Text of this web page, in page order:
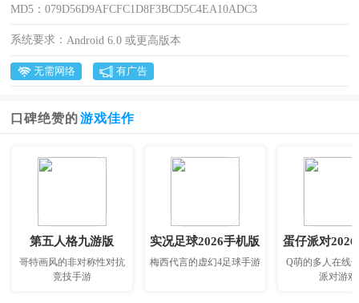
MD5：079D56D9AFCFC1D8F3BCD5C4EA10ADC3
系统要求： Android 6.0 或更高版本
无需网络 有广告
口碑绝赞的 游戏佳作
第五人格九游版
哥特画风的非对称性对抗
竞技手游
实况足球2026手机版
梅西代言的虚幻4足球手游
蛋仔派对
Q萌的多人在线
派对游戏